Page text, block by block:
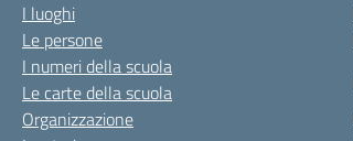
I luoghi
Le persone
I numeri della scuola
Le carte della scuola
Organizzazione